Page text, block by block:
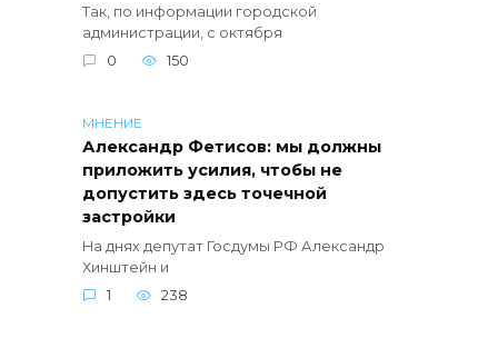
Так, по информации городской
администрации, с октября
0
150
МНЕНИЕ
Александр Фетисов: мы должны
приложить усилия, чтобы не
допустить здесь точечной
застройки
На днях депутат Госдумы РФ Александр
Хинштейн и
1
238